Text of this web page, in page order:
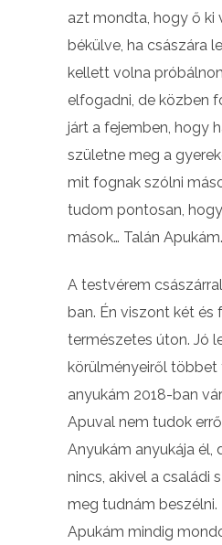
azt mondta, hogy ő ki
békülve, ha császára
kellett volna
elfogadni, de közben
járt a fejemben, hogy
születne meg a
mit fognak szólni
tudom pontosan,
mások… Talán
A testvérem
ban. Én viszont két és
természetes úton. Jó
körülményeiről többet
anyukám 2018-ban
Apuval nem tudok
Anyukám anyukája él,
nincs, akivel a családi
meg tudnám beszélni.
Apukám mindig